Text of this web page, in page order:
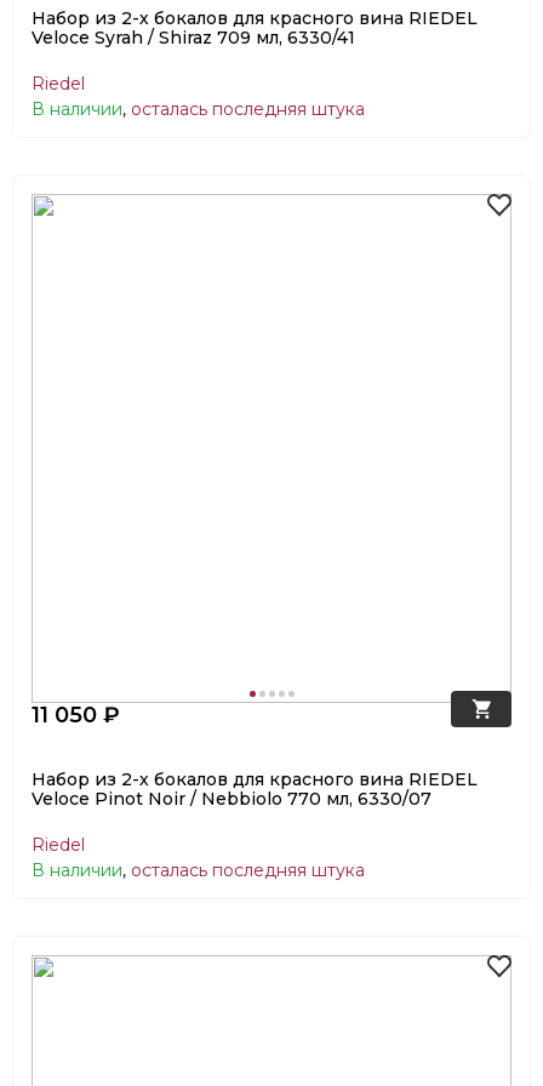
Набор из 2-х бокалов для красного вина RIEDEL
Veloce Syrah / Shiraz 709 мл, 6330/41
Riedel
В наличии, осталась последняя штука
11 050 ₽
Набор из 2-х бокалов для красного вина RIEDEL
Veloce Pinot Noir / Nebbiolo 770 мл, 6330/07
Riedel
В наличии, осталась последняя штука